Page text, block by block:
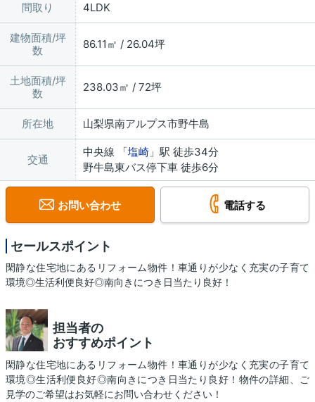
間取り 4LDK
建物面積/坪
数
86.11㎡ / 26.04坪
土地面積/坪
数
238.03㎡ / 72坪
所在地 山梨県南アルプス市野牛島
交通
中央線 「塩崎 」駅 徒歩34分
野牛島東バス停下車 徒歩6分
お問い合わせ 電話する
セールスポイント
閑静な住宅地にあるリフォーム物件！車通りが少なく充実の子育て
環境◎生活利便良好◎南向きにつき日当たり良好！
担当者の
おすすめポイント
閑静な住宅地にあるリフォーム物件！車通りが少なく充実の子育て
環境◎生活利便良好◎南向きにつき日当たり良好！物件の詳細、ご
見学のご希望はお気軽にお問い合わせください！